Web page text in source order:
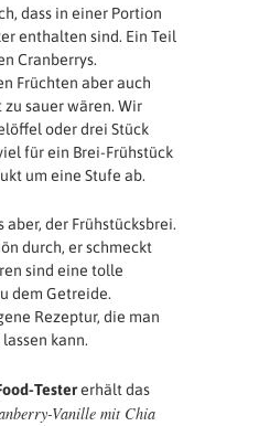
dass in einer Portion
enthalten sind. Ein Teil
Cranberrys.
Früchten aber auch
zu sauer wären. Wir
oder drei Stück
für ein Brei-Frühstück
um eine Stufe ab.
aber, der Frühstücksbrei.
durch, er schmeckt
sind eine tolle
dem Getreide.
Rezeptur, die man
kann.
Testererhält das
Vanille mit Chia